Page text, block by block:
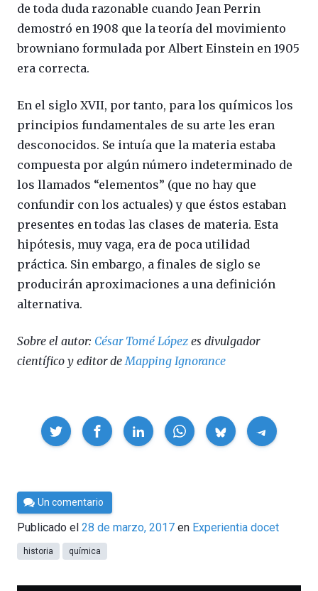
de toda duda razonable cuando Jean Perrin
demostró en 1908 que la teoría del movimiento
browniano formulada por Albert Einstein en 1905
era correcta.
En el siglo XVII, por tanto, para los químicos los
principios fundamentales de su arte les eran
desconocidos. Se intuía que la materia estaba
compuesta por algún número indeterminado de
los llamados “elementos” (que no hay que
confundir con los actuales) y que éstos estaban
presentes en todas las clases de materia. Esta
hipótesis, muy vaga, era de poca utilidad
práctica. Sin embargo, a finales de siglo se
producirán aproximaciones a una definición
alternativa.
Sobre el autor: César Tomé López es divulgador
científico y editor de Mapping Ignorance
Compartir
Por
César
Tomé
Un comentario
Publicado el 28 de marzo, 2017 en Experientia docet
historia química